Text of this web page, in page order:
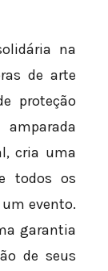
na
de arte
proteção
cria uma
todos os
evento.
garantia
de seus